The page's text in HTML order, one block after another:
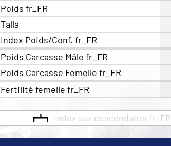
Poids fr_FR
Talla
Index Poids/Conf. fr_FR
Poids Carcasse Mâle fr_FR
Poids Carcasse Femelle fr_FR
Fertilité femelle fr_FR
Index sur descendants fr_FR